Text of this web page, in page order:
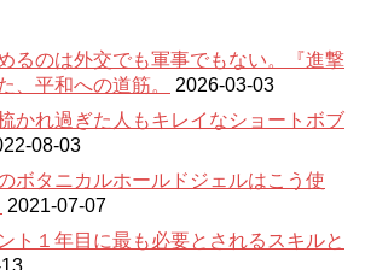
るのは外交でも軍事でもない。『進撃
、平和への道筋。
2026-03-03
かれ過ぎた人もキレイなショートボブ
08-03
ボタニカルホールドジェルはこう使
2021-07-07
ト１年目に最も必要とされるスキルと